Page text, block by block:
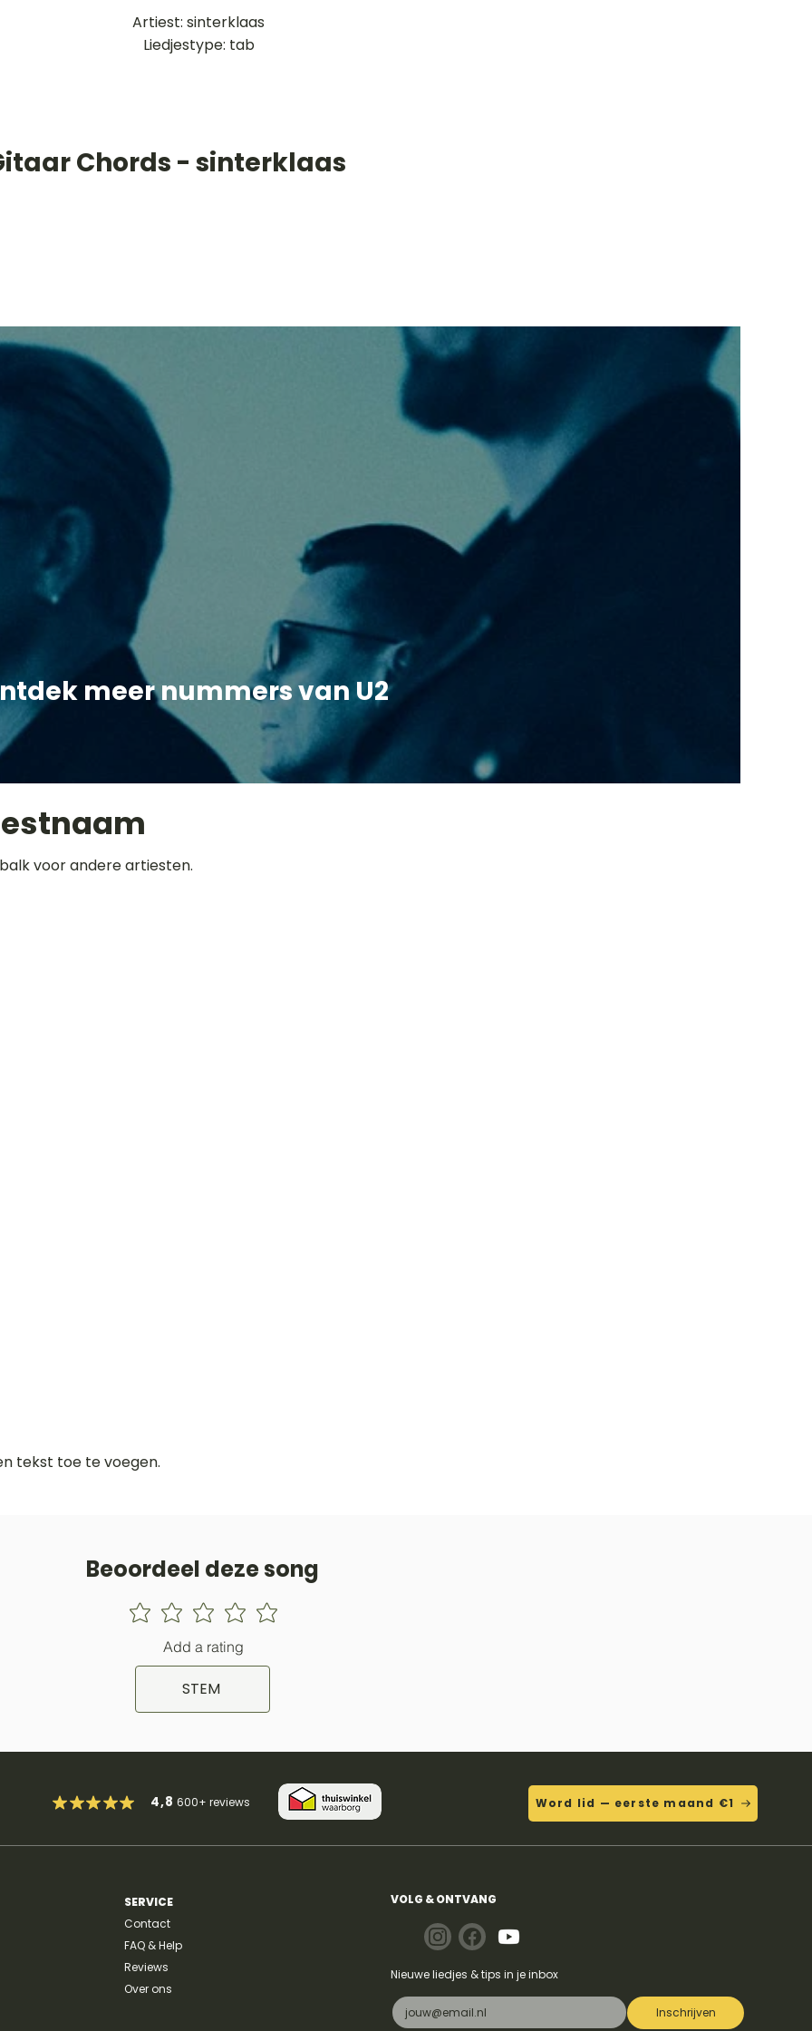
Artiest: sinterklaas
Liedjestype: tab
Chords - sinterklaas
meer nummers van U2
voor andere artiesten.
tekst toe te voegen.
Beoordeel deze song
Add a rating
STEM
4,8600+reviews Word lid — eerste maand €1
SERVICE
Contact
FAQ & Help
Reviews
Over ons
VOLG & ONTVANG
Nieuwe liedjes & tips in je inbox
Inschrijven